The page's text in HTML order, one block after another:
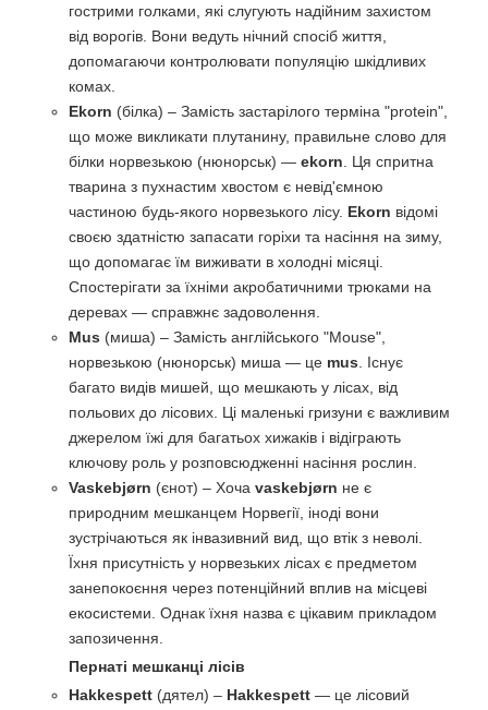
гострими голками, які слугують надійним захистом
від ворогів. Вони ведуть нічний спосіб життя,
допомагаючи контролювати популяцію шкідливих
комах.
Ekorn (білка) – Замість застарілого терміна "protein",
що може викликати плутанину, правильне слово для
білки норвезькою (нюнорськ) — ekorn . Ця спритна
тварина з пухнастим хвостом є невід'ємною
частиною будь-якого норвезького лісу. Ekorn відомі
своєю здатністю запасати горіхи та насіння на зиму,
що допомагає їм виживати в холодні місяці.
Спостерігати за їхніми акробатичними трюками на
деревах — справжнє задоволення.
Mus (миша) – Замість англійського "Mouse",
норвезькою (нюнорськ) миша — це mus . Існує
багато видів мишей, що мешкають у лісах, від
польових до лісових. Ці маленькі гризуни є важливим
джерелом їжі для багатьох хижаків і відіграють
ключову роль у розповсюдженні насіння рослин.
Vaskebjørn (єнот) – Хоча vaskebjørn не є
природним мешканцем Норвегії, іноді вони
зустрічаються як інвазивний вид, що втік з неволі.
Їхня присутність у норвезьких лісах є предметом
занепокоєння через потенційний вплив на місцеві
екосистеми. Однак їхня назва є цікавим прикладом
запозичення.
Пернаті мешканці лісів
Hakkespett (дятел) – Hakkespett — це лісовий